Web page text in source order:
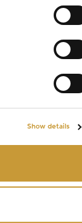
Show details